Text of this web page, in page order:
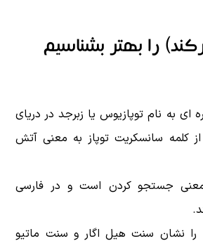
را بهتر بشناسیم
ای به نام توپازیوس یا زبرجد در دریای
کلمه سانسکریت توپاز به معنی آتش
معنی جستجو کردن است و در فارسی
نشان سنت هیل اگار و سنت ماتیو